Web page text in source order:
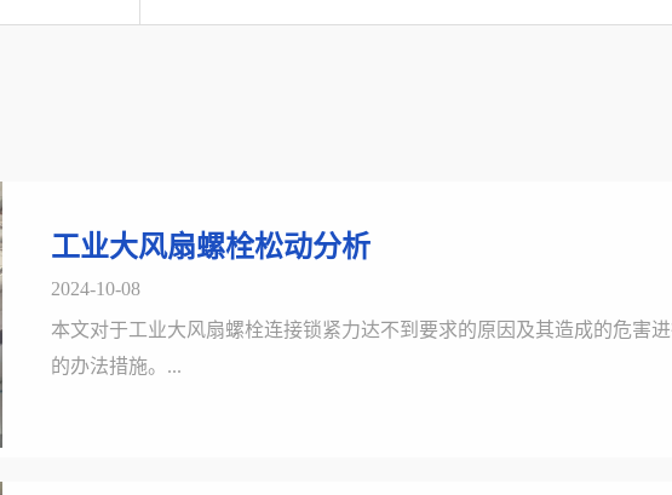
工业大风扇螺栓松动分析
2024-10-08
本文对于工业大风扇螺栓连接锁紧力达不到要求的原因及其造成的危害
的办法措施。...